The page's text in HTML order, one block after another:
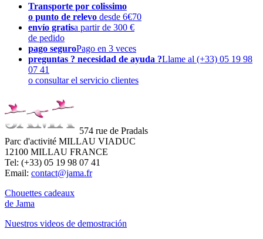
Transporte por colissimo
o punto de relevo desde 6€70
envío gratisa partir de 300 €
de pedido
pago seguroPago en 3 veces
preguntas ? necesidad de ayuda ?Llame al (+33) 05 19 98
07 41
o consultar el servicio clientes
574 rue de Pradals
Parc d'activité MILLAU VIADUC
12100 MILLAU FRANCE
Tel: (+33) 05 19 98 07 41
Email: contact@jama.fr
Chouettes cadeaux
de Jama
Nuestros videos de demostración